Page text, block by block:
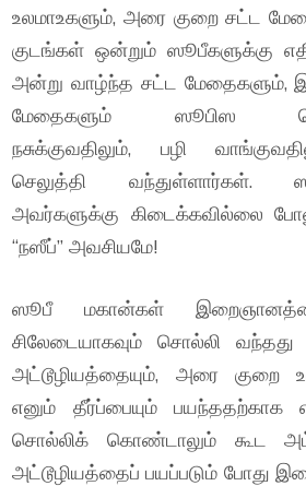
உலமாஉகளும், அரை குறை சட்ட
குடங்கள் ஒன்றும் ஸூபீகளுக்கு
அன்று வாழ்ந்த சட்ட மேதைகளும்,
மேதைகளும் ஸூபிஸ
நசுக்குவதிலும், பழி
செலுத்தி வந்துள்ளார்கள்.
அவர்களுக்கு கிடைக்கவில்லை
“நஸீப்” அவசியமே!
ஸூபீ மகான்கள்
சிலேடையாகவும் சொல்லி வந்தது
அட்டூழியத்தையும், அரை குறை
எனும் தீர்ப்பையும்
சொல்லிக் கொண்டாலும் கூட
அட்டூழியத்தைப் பயப்படும் போது